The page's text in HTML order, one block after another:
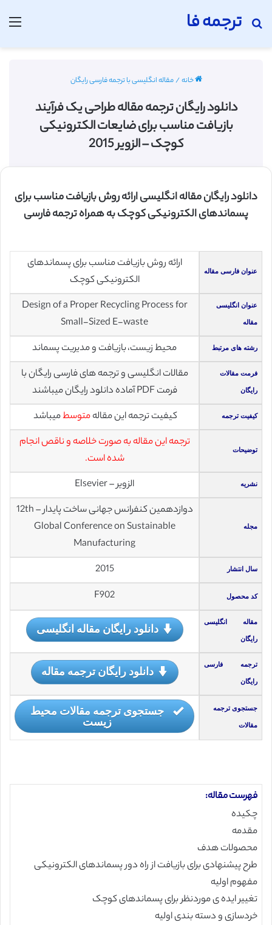
ترجمه فا
جستجو برای
خانه/مقاله انگلیسی با ترجمه فارسی رایگان
دانلود رایگان ترجمه مقاله طراحی یک فرآیند
بازیافت مناسب برای ضایعات الکترونیکی
کوچک – الزویر 2015
دانلود رایگان مقاله انگلیسی ارائه روش بازیافت مناسب برای
پسماندهای الکترونیکی کوچک به همراه ترجمه فارسی
عنوان فارسی مقاله
ارائه روش بازیافت مناسب برای پسماندهای
الکترونیکی کوچک
عنوان انگلیسی
مقاله
Design of a Proper Recycling Process for
Small-Sized E-waste
رشته های مرتبط محیط زیست، بازیافت و مدیریت پسماند
فرمت مقالات
رایگان
مقالات انگلیسی و ترجمه های فارسی رایگان با
فرمت PDF آماده دانلود رایگان میباشند
کیفیت ترجمه کیفیت ترجمه این مقالهمتوسطمیباشد
توضیحات
ترجمه این مقاله به صورت خلاصه و ناقص انجام
شده است.
نشریه الزویر – Elsevier
مجله
دوازدهمین کنفرانس جهانی ساخت پایدار – 12th
Global Conference on Sustainable
Manufacturing
سال انتشار 2015
کد محصول F902
مقاله انگلیسی
رایگان
دانلود رایگان مقاله انگلیسی
ترجمه فارسی
رایگان
دانلود رایگان ترجمه مقاله
جستجوی ترجمه
مقالات
جستجوی ترجمه مقالات محیط
زیست
فهرست مقاله:
چکیده
مقدمه
محصولات هدف
طرح پیشنهادی برای بازیافت از راه دور پسماندهای الکترونیکی
مفهوم اولیه
تغییر ایده ی موردنظر برای پسماندهای کوچک
خردسازی و دسته بندی اولیه